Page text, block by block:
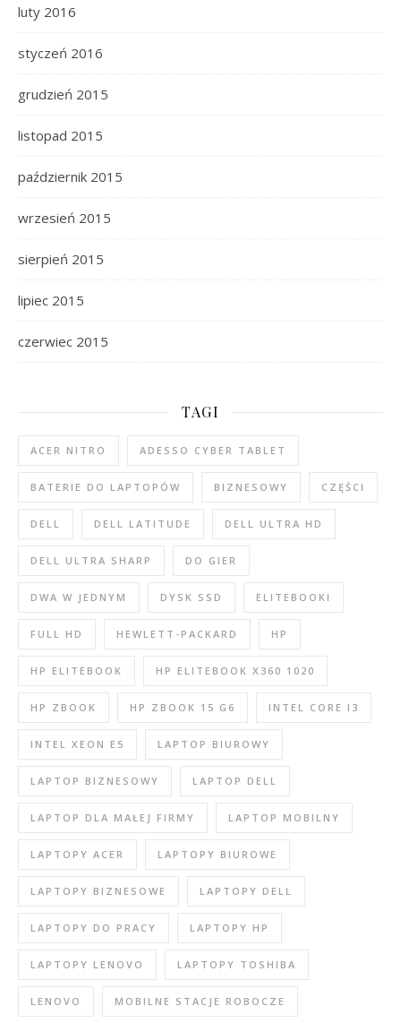
luty 2016
styczeń 2016
grudzień 2015
listopad 2015
październik 2015
wrzesień 2015
sierpień 2015
lipiec 2015
czerwiec 2015
TAGI
ACER NITRO ADESSO CYBER TABLET
BATERIE DO LAPTOPÓW BIZNESOWY CZĘŚCI
DELL DELL LATITUDE DELL ULTRA HD
DELL ULTRA SHARP DO GIER
DWA W JEDNYM DYSK SSD ELITEBOOKI
FULL HD HEWLETT-PACKARD HP
HP ELITEBOOK HP ELITEBOOK X360 1020
HP ZBOOK HP ZBOOK 15 G6 INTEL CORE I3
INTEL XEON E5 LAPTOP BIUROWY
LAPTOP BIZNESOWY LAPTOP DELL
LAPTOP DLA MAŁEJ FIRMY LAPTOP MOBILNY
LAPTOPY ACER LAPTOPY BIUROWE
LAPTOPY BIZNESOWE LAPTOPY DELL
LAPTOPY DO PRACY LAPTOPY HP
LAPTOPY LENOVO LAPTOPY TOSHIBA
LENOVO MOBILNE STACJE ROBOCZE